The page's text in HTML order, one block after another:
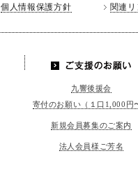
個人情報保護方針 関連リ
九響後援会
寄付のお願い（１口1,000円
新規会員募集のご案内
法人会員様ご芳名